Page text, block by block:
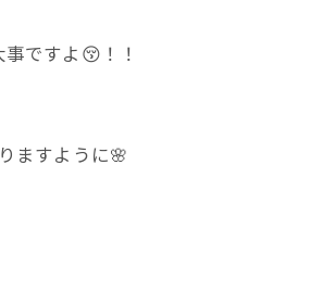
ですよ😚！！
ますように🌸